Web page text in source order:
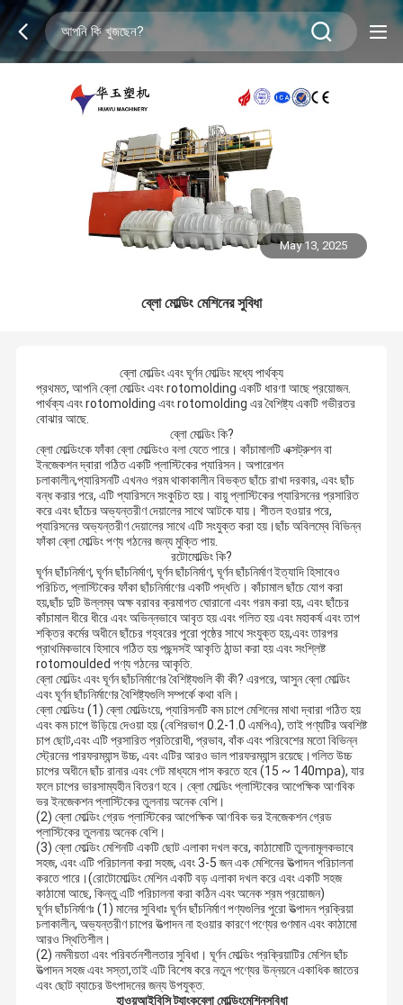
May 13, 2025
ব্লো মোল্ডিং মেশিনের সুবিধা
ব্লো মোল্ডিং এবং ঘূর্ণন মোল্ডিং মধ্যে পার্থক্য
প্রথমত, আপনি ব্লো মোল্ডিং এবং rotomolding একটি ধারণা আছে প্রয়োজন.
পার্থক্য এবং rotomolding এবং rotomolding এর বৈশিষ্ট্য একটি গভীরতর
বোঝার আছে.
ব্লো মোল্ডিং কি?
ব্লো মোল্ডিংকে ফাঁকা ব্লো মোল্ডিংও বলা যেতে পারে। কাঁচামালটি এক্সট্রুশন বা
ইনজেকশন দ্বারা গঠিত একটি প্লাস্টিকের প্যারিসন। অপারেশন
চলাকালীন,প্যারিসনটি এখনও গরম থাকাকালীন বিভক্ত ছাঁচে রাখা দরকার, এবং ছাঁচ
বন্ধ করার পরে, এটি প্যারিসনে সংকুচিত হয়। বায়ু প্লাস্টিকের প্যারিসনের প্রসারিত
করে এবং ছাঁচের অভ্যন্তরীণ দেয়ালের সাথে আটকে যায়। শীতল হওয়ার পরে,
প্যারিসনের অভ্যন্তরীণ দেয়ালের সাথে এটি সংযুক্ত করা হয়।ছাঁচ অবিলম্বে বিভিন্ন
ফাঁকা ব্লো মোল্ডিং পণ্য গঠনের জন্য মুক্তি পায়.
রটোমোল্ডিং কি?
ঘূর্ণন ছাঁচনির্মাণ, ঘূর্ণন ছাঁচনির্মাণ, ঘূর্ণন ছাঁচনির্মাণ, ঘূর্ণন ছাঁচনির্মাণ ইত্যাদি হিসাবেও
পরিচিত, প্লাস্টিকের ফাঁকা ছাঁচনির্মাণের একটি পদ্ধতি। কাঁচামাল ছাঁচে যোগ করা
হয়,ছাঁচ দুটি উল্লম্ব অক্ষ বরাবর ক্রমাগত ঘোরানো এবং গরম করা হয়, এবং ছাঁচের
কাঁচামাল ধীরে ধীরে এবং অভিন্নভাবে আবৃত হয় এবং গলিত হয় এবং মহাকর্ষ এবং তাপ
শক্তির কর্মের অধীনে ছাঁচের গহ্বরের পুরো পৃষ্ঠের সাথে সংযুক্ত হয়,এবং তারপর
প্রাথমিকভাবে হিসাবে গঠিত হয় পছন্দসই আকৃতি ঠান্ডা করা হয় এবং সংশ্লিষ্ট
rotomoulded পণ্য গঠনের আকৃতি.
ব্লো মোল্ডিং এবং ঘূর্ণন ছাঁচনির্মাণের বৈশিষ্ট্যগুলি কী কী? এরপরে, আসুন ব্লো মোল্ডিং
এবং ঘূর্ণন ছাঁচনির্মাণের বৈশিষ্ট্যগুলি সম্পর্কে কথা বলি।
ব্লো মোল্ডিংঃ (1) ব্লো মোল্ডিংয়ে, প্যারিসনটি কম চাপে মেশিনের মাথা দ্বারা গঠিত হয়
এবং কম চাপে উড়িয়ে দেওয়া হয় (বেশিরভাগ 0.2-1.0 এমপিএ), তাই পণ্যটির অবশিষ্ট
চাপ ছোট,এবং এটি প্রসারিত প্রতিরোধী, প্রভাব, বাঁক এবং পরিবেশের মতো বিভিন্ন
স্ট্রেনের পারফরম্যান্স উচ্চ, এবং এটির আরও ভাল পারফরম্যান্স রয়েছে।গলিত উচ্চ
চাপের অধীনে ছাঁচ রানার এবং গেট মাধ্যমে পাস করতে হবে (15 ~ 140mpa), যার
ফলে চাপের ভারসাম্যহীন বিতরণ হবে। ব্লো মোল্ডিং প্লাস্টিকের আপেক্ষিক আণবিক
ভর ইনজেকশন প্লাস্টিকের তুলনায় অনেক বেশি।
(2) ব্লো মোল্ডিং গ্রেড প্লাস্টিকের আপেক্ষিক আণবিক ভর ইনজেকশন গ্রেড
প্লাস্টিকের তুলনায় অনেক বেশি।
(3) ব্লো মোল্ডিং মেশিনটি একটি ছোট এলাকা দখল করে, কাঠামোটি তুলনামূলকভাবে
সহজ, এবং এটি পরিচালনা করা সহজ, এবং 3-5 জন এক মেশিনের উত্পাদন পরিচালনা
করতে পারে।(রোটোমোল্ডিং মেশিন একটি বড় এলাকা দখল করে এবং একটি সহজ
কাঠামো আছে, কিন্তু এটি পরিচালনা করা কঠিন এবং অনেক শ্রম প্রয়োজন)
ঘূর্ণন ছাঁচনির্মাণঃ (1) মানের সুবিধাঃ ঘূর্ণন ছাঁচনির্মাণ পণ্যগুলির পুরো উত্পাদন প্রক্রিয়া
চলাকালীন, অভ্যন্তরীণ চাপের উত্পাদন না হওয়ার কারণে পণ্যের গুণমান এবং কাঠামো
আরও স্থিতিশীল।
(2) নমনীয়তা এবং পরিবর্তনশীলতার সুবিধা। ঘূর্ণন মোল্ডিং প্রক্রিয়াটির মেশিন ছাঁচ
উত্পাদন সহজ এবং সস্তা,তাই এটি বিশেষ করে নতুন পণ্যের উন্নয়নে একাধিক জাতের
এবং ছোট ব্যাচের উৎপাদনের জন্য উপযুক্ত.
হাওয়ুআইবিসি ট্যাংকব্লো মোল্ডিংমেশিনসুবিধা